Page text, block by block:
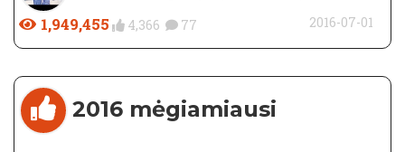
1,949,455 4,366 77 2016-07-01
2016 mėgiamiausi